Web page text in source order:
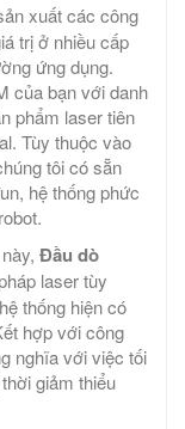
xuất các công
trị ở nhiều cấp
ứng dụng.
của bạn với danh
phẩm laser tiên
Tùy thuộc vào
tôi có sẵn
hệ thống phức
Đầu dò
laser tùy
thống hiện có
hợp với công
nghĩa với việc tối
giảm thiểu